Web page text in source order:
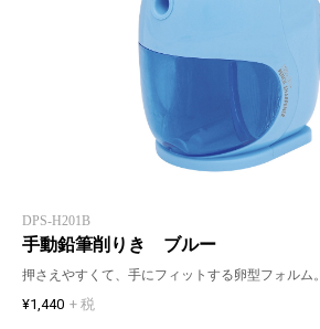
DPS-H201B
手動鉛筆削りき ブルー
押さえやすくて、手にフィットする卵型フォルム。
¥1,440 + 税